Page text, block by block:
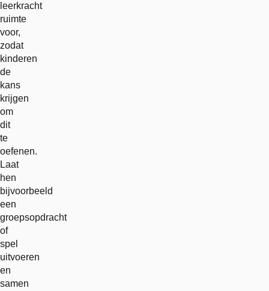
leerkracht
ruimte
voor,
zodat
kinderen
de
kans
krijgen
om
dit
te
oefenen.
Laat
hen
bijvoorbeeld
een
groepsopdracht
of
spel
uitvoeren
en
samen